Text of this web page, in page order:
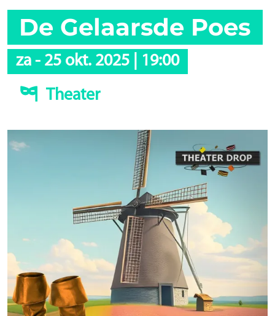
De Gelaarsde Poes
za- 25 okt. 2025| 19:00
Theater